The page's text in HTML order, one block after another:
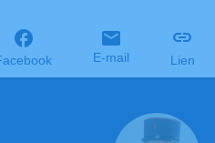
E-mail Lien